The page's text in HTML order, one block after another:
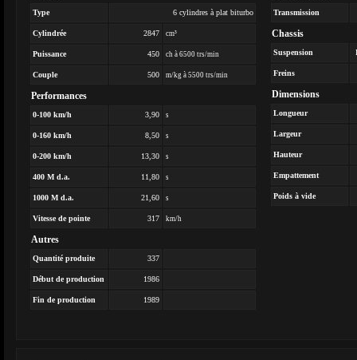
Type 6 cylindres à plat biturbo
Cylindrée 2847 cm³
Puissance 450 ch à 6500 trs/min
Couple 500 m/kg à 5500 trs/min
Performances
0-100 km/h 3,90 s
0-160 km/h 8,50 s
0-200 km/h 13,30 s
400 M d.a. 11,80 s
1000 M d.a. 21,60 s
Vitesse de pointe 317 km/h
Autres
Quantité produite 337
Début de production 1986
Fin de production 1989
Transmission
Chassis
Suspension
Freins
Dimensions
Longueur
Largeur
Hauteur
Empattement
Poids à vide